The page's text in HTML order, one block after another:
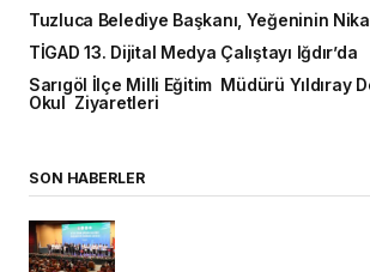
Tuzluca Belediye Başkanı, Yeğeninin
TİGAD 13. Dijital Medya Çalıştayı Iğdır’da
Sarıgöl İlçe Milli Eğitim Müdürü Yıldıray
Okul Ziyaretleri
SON HABERLER